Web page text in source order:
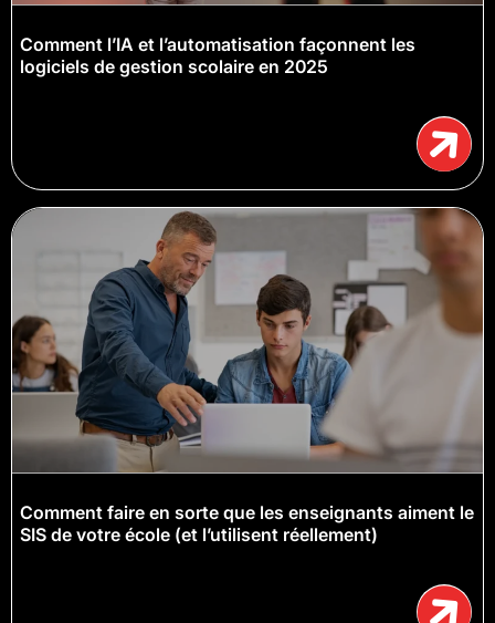
Comment l’IA et l’automatisation façonnent les
logiciels de gestion scolaire en 2025
Comment faire en sorte que les enseignants aiment le
SIS de votre école (et l’utilisent réellement)